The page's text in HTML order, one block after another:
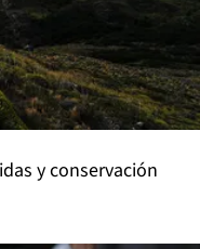
y conservación